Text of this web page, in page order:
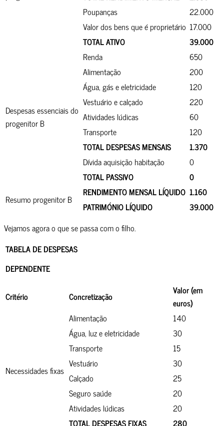
Poupanças
22.000
Valor dos bens que é proprietário 17.000
TOTAL ATIVO
39.000
Despesas essenciais do
progenitor B
Renda
650
Alimentação
200
Água, gás e eletricidade
120
Vestuário e calçado
220
Atividades lúdicas
60
Transporte
120
TOTAL DESPESAS MENSAIS
1.370
Dívida aquisição habitação
0
TOTAL PASSIVO
0
Resumo progenitor B
RENDIMENTO MENSAL LÍQUIDO 1.160
PATRIMÓNIO LÍQUIDO
39.000
Vejamos agora o que se passa com o filho.
TABELA DE DESPESAS
DEPENDENTE
Critério Concretização
Valor (em
euros)
Necessidades fixas
Alimentação
140
Água, luz e eletricidade
30
Transporte
15
Vestuário
30
Calçado
25
Seguro saúde
20
Atividades lúdicas
20
TOTAL DESPESAS FIXAS
280